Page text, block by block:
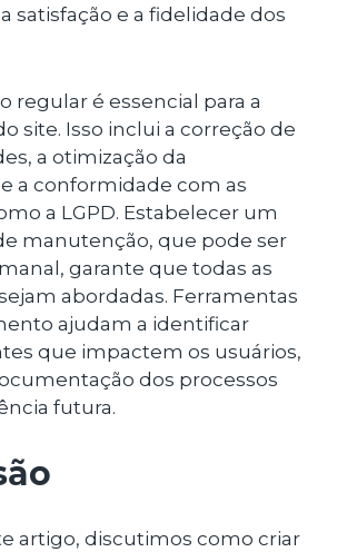
satisfação e a fidelidade dos
regular é essencial para a
site. Isso inclui a correção de
a otimização da
a conformidade com as
a LGPD. Estabelecer um
manutenção, que pode ser
garante que todas as
abordadas. Ferramentas
ajudam a identificar
que impactem os usuários,
dos processos
futura.
artigo, discutimos como criar